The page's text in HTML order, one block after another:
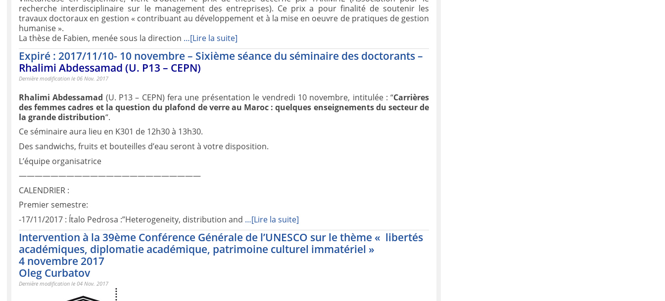
recherche interdisciplinaire sur le management des entreprises). Ce prix a pour finalité de soutenir les
travaux doctoraux en gestion « contribuant au développement et à la mise en oeuvre de pratiques de gestion
humanise ».
La thèse de Fabien, menée sous la direction …[Lire la suite]
Expiré : 2017/11/10- 10 novembre – Sixième séance du séminaire des doctorants –
Rhalimi Abdessamad (U. P13 – CEPN)
Dernière modification le 06 Nov. 2017
Rhalimi Abdessamad (U. P13 – CEPN) fera une présentation le vendredi 10 novembre, intitulée : “Carrières
des femmes cadres et la question du plafond de verre au Maroc : quelques enseignements du secteur de
la grande distribution“.
Ce séminaire aura lieu en K301 de 12h30 à 13h30.
Des sandwichs, fruits et bouteilles d’eau seront à votre disposition.
L’équipe organisatrice
———————————————————————
CALENDRIER :
Premier semestre:
-17/11/2017 : Ítalo Pedrosa :”Heterogeneity, distribution and …[Lire la suite]
Intervention à la 39ème Conférence Générale de l’UNESCO sur le thème « libertés
académiques, diplomatie académique, patrimoine culturel immatériel »
4 novembre 2017
Oleg Curbatov
Dernière modification le 04 Nov. 2017